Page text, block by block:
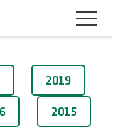
2019
2015